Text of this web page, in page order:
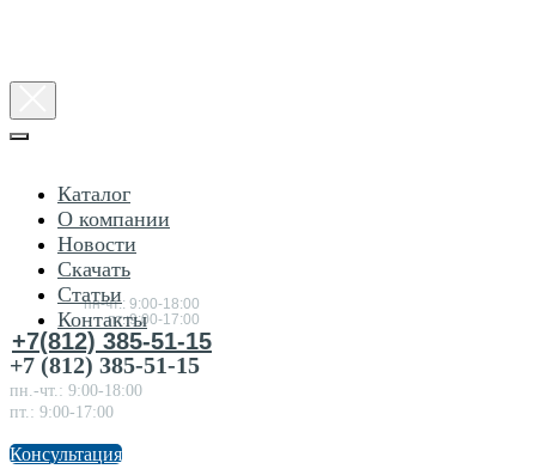
Консультация
товарам
пн-чт.: 9:00-18:00
пт.:9:00-17:00
+7(812) 385-51-15
Каталог
О компании
Новости
Скачать
Статьи
Контакты
+7 (812) 385-51-15
пн.-чт.: 9:00-18:00
пт.: 9:00-17:00
Консультация